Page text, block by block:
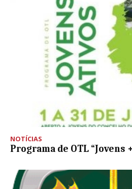
NOTÍCIAS
Programa de OTL “Jovens